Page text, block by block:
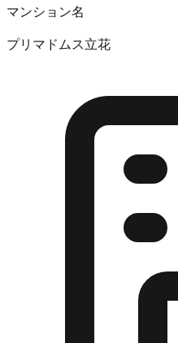
マンション名
プリマドムス立花